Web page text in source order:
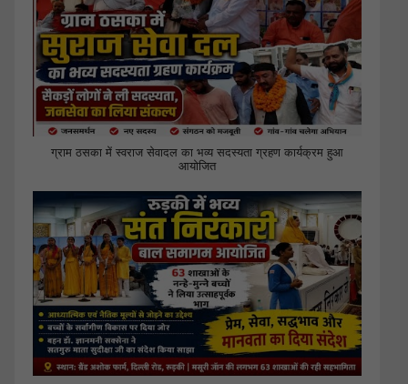
ग्राम ठसका में स्वराज सेवादल का भव्य सदस्यता ग्रहण कार्यक्रम हुआ
आयोजित